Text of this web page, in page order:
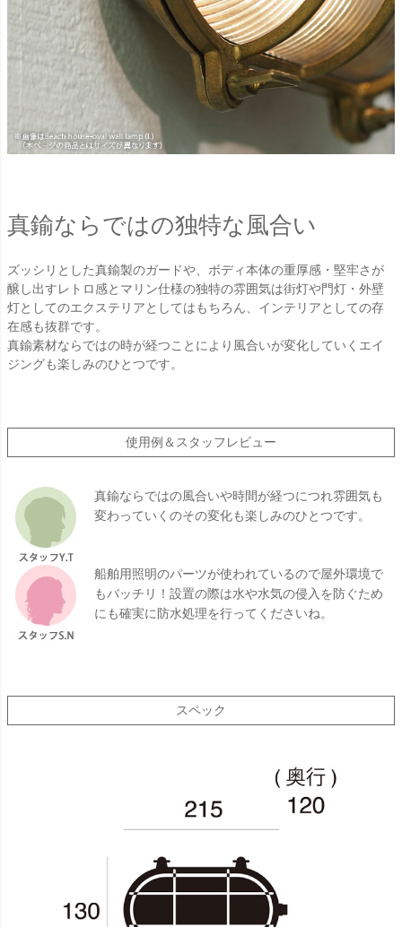
真鍮ならではの独特な風合い
ズッシリとした真鍮製のガードや、ボディ本体の重厚感・堅牢さが
醸し出すレトロ感とマリン仕様の独特の雰囲気は街灯や門灯・外壁
灯としてのエクステリアとしてはもちろん、インテリアとしての存
在感も抜群です。
真鍮素材ならではの時が経つことにより風合いが変化していくエイ
ジングも楽しみのひとつです。
使用例＆スタッフレビュー
真鍮ならではの風合いや時間が経つにつれ雰囲気も
変わっていくのその変化も楽しみのひとつです。
船舶用照明のパーツが使われているので屋外環境で
もバッチリ！設置の際は水や水気の侵入を防ぐため
にも確実に防水処理を行ってくださいね。
スペック